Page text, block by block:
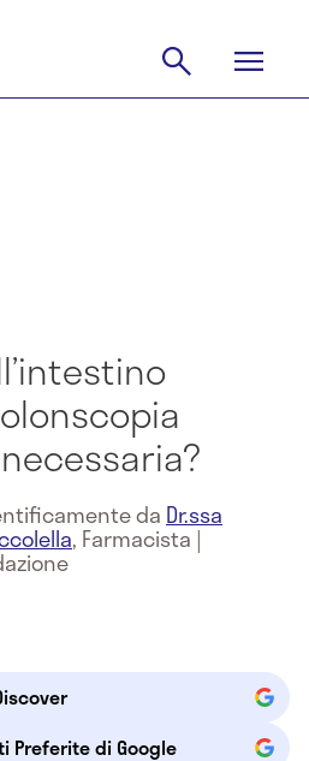
da Dr.ssa
, Farmacista |
Preferite di Google